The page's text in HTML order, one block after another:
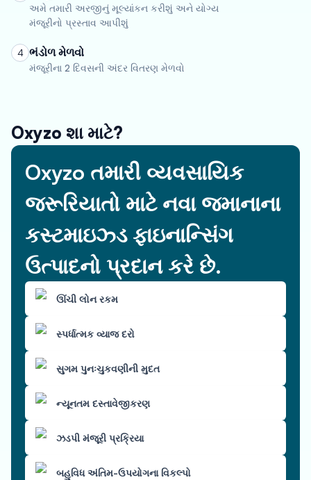
અમે તમારી અરજીનું મૂલ્યાંકન કરીશું અને યોગ્ય
મંજૂરીનો પ્રસ્તાવ આપીશું
4 ભંડોળ મેળવો
મંજૂરીના 2 દિવસની અંદર વિતરણ મેળવો
Oxyzo શા માટે?
Oxyzo તમારી વ્યવસાયિક
જરૂરિયાતો માટે નવા જમાનાના
કસ્ટમાઇઝ્ડ ફાઇનાન્સિંગ
ઉત્પાદનો પ્રદાન કરે છે.
ઊંચી લોન રકમ
સ્પર્ધાત્મક વ્યાજ દરો
સુગમ પુનઃચુકવણીની મુદત
ન્યૂનતમ દસ્તાવેજીકરણ
ઝડપી મંજૂરી પ્રક્રિયા
બહુવિધ અંતિમ-ઉપયોગના વિકલ્પો